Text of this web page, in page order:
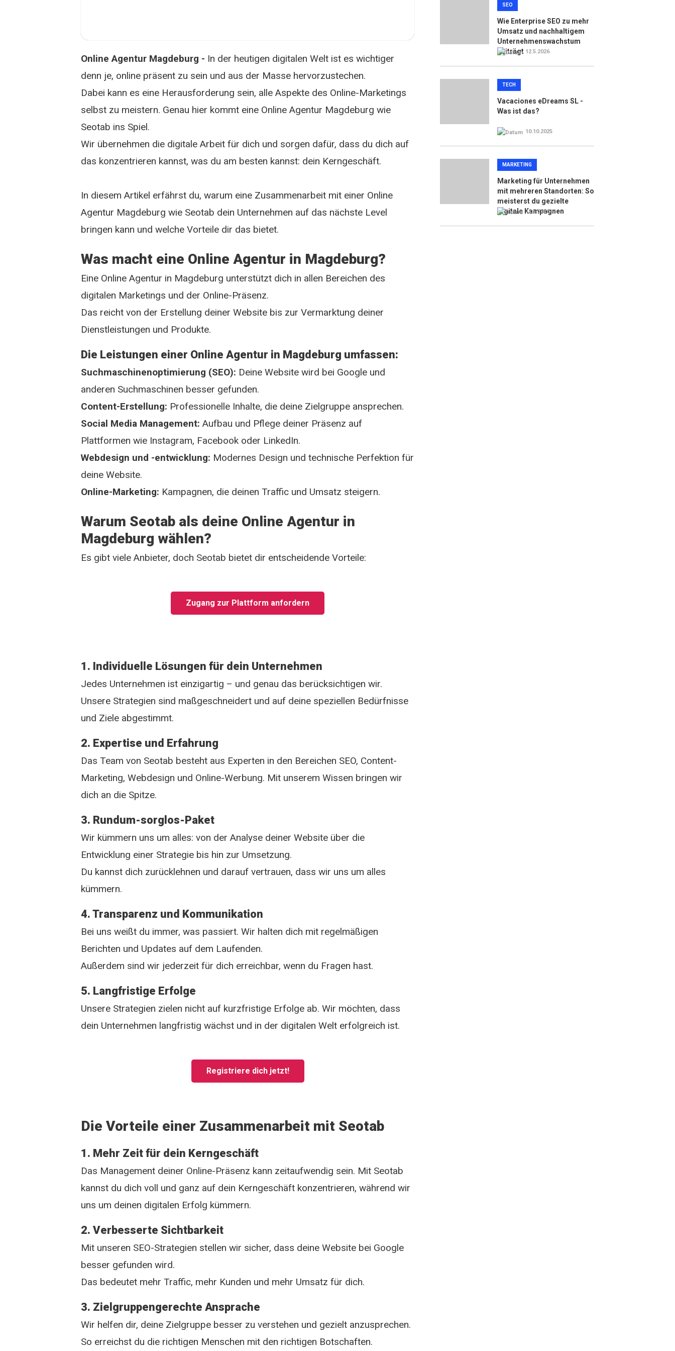
Online Agentur Magdeburg - In der heutigen digitalen Welt ist es wichtiger
denn je, online präsent zu sein und aus der Masse hervorzustechen.
Dabei kann es eine Herausforderung sein, alle Aspekte des Online-Marketings
selbst zu meistern. Genau hier kommt eine Online Agentur Magdeburg wie
Seotab ins Spiel.
Wir übernehmen die digitale Arbeit für dich und sorgen dafür, dass du dich auf
das konzentrieren kannst, was du am besten kannst: dein Kerngeschäft.
In diesem Artikel erfährst du, warum eine Zusammenarbeit mit einer Online
Agentur Magdeburg wie Seotab dein Unternehmen auf das nächste Level
bringen kann und welche Vorteile dir das bietet.
Was macht eine Online Agentur in Magdeburg?
Eine Online Agentur in Magdeburg unterstützt dich in allen Bereichen des
digitalen Marketings und der Online-Präsenz.
Das reicht von der Erstellung deiner Website bis zur Vermarktung deiner
Dienstleistungen und Produkte.
Die Leistungen einer Online Agentur in Magdeburg umfassen:
Suchmaschinenoptimierung (SEO): Deine Website wird bei Google und
anderen Suchmaschinen besser gefunden.
Content-Erstellung: Professionelle Inhalte, die deine Zielgruppe ansprechen.
Social Media Management: Aufbau und Pflege deiner Präsenz auf
Plattformen wie Instagram, Facebook oder LinkedIn.
Webdesign und -entwicklung: Modernes Design und technische Perfektion für
deine Website.
Online-Marketing: Kampagnen, die deinen Traffic und Umsatz steigern.
Warum Seotab als deine Online Agentur in
Magdeburg wählen?
Es gibt viele Anbieter, doch Seotab bietet dir entscheidende Vorteile:
Zugang zur Plattform anfordern
1. Individuelle Lösungen für dein Unternehmen
Jedes Unternehmen ist einzigartig – und genau das berücksichtigen wir.
Unsere Strategien sind maßgeschneidert und auf deine speziellen Bedürfnisse
und Ziele abgestimmt.
2. Expertise und Erfahrung
Das Team von Seotab besteht aus Experten in den Bereichen SEO, Content-
Marketing, Webdesign und Online-Werbung. Mit unserem Wissen bringen wir
dich an die Spitze.
3. Rundum-sorglos-Paket
Wir kümmern uns um alles: von der Analyse deiner Website über die
Entwicklung einer Strategie bis hin zur Umsetzung.
Du kannst dich zurücklehnen und darauf vertrauen, dass wir uns um alles
kümmern.
4. Transparenz und Kommunikation
Bei uns weißt du immer, was passiert. Wir halten dich mit regelmäßigen
Berichten und Updates auf dem Laufenden.
Außerdem sind wir jederzeit für dich erreichbar, wenn du Fragen hast.
5. Langfristige Erfolge
Unsere Strategien zielen nicht auf kurzfristige Erfolge ab. Wir möchten, dass
dein Unternehmen langfristig wächst und in der digitalen Welt erfolgreich ist.
Registriere dich jetzt!
Die Vorteile einer Zusammenarbeit mit Seotab
1. Mehr Zeit für dein Kerngeschäft
Das Management deiner Online-Präsenz kann zeitaufwendig sein. Mit Seotab
kannst du dich voll und ganz auf dein Kerngeschäft konzentrieren, während wir
uns um deinen digitalen Erfolg kümmern.
2. Verbesserte Sichtbarkeit
Mit unseren SEO-Strategien stellen wir sicher, dass deine Website bei Google
besser gefunden wird.
Das bedeutet mehr Traffic, mehr Kunden und mehr Umsatz für dich.
3. Zielgruppengerechte Ansprache
Wir helfen dir, deine Zielgruppe besser zu verstehen und gezielt anzusprechen.
So erreichst du die richtigen Menschen mit den richtigen Botschaften.
SEO
Wie Enterprise SEO zu mehr
Umsatz und nachhaltigem
Unternehmenswachstum
beiträgt 12.5.2026
TECH
Vacaciones eDreams SL -
Was ist das?
10.10.2025
MARKETING
Marketing für Unternehmen
mit mehreren Standorten: So
meisterst du gezielte
digitale Kampagnen
12.5.2026